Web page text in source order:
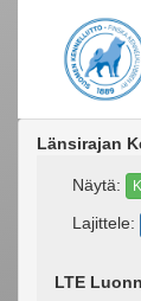
Länsirajan
Näytä:
Lajittele:
LTE